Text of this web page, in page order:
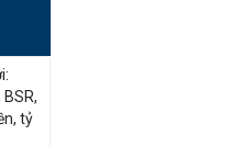
tỷ